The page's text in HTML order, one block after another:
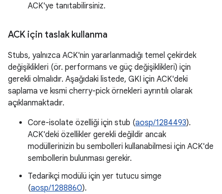
ACK'ye tanıtabilirsiniz.
ACK için taslak kullanma
Stubs, yalnızca ACK'nin yararlanmadığı temel çekirdek
değişiklikleri (ör. performans ve güç değişiklikleri) için
gerekli olmalıdır. Aşağıdaki listede, GKI için ACK'deki
saplama ve kısmi cherry-pick örnekleri ayrıntılı olarak
açıklanmaktadır.
Core-isolate özelliği için stub (aosp/1284493).
ACK'deki özellikler gerekli değildir ancak
modüllerinizin bu sembolleri kullanabilmesi için ACK'de
sembollerin bulunması gerekir.
Tedarikçi modülü için yer tutucu simge
(aosp/1288860).